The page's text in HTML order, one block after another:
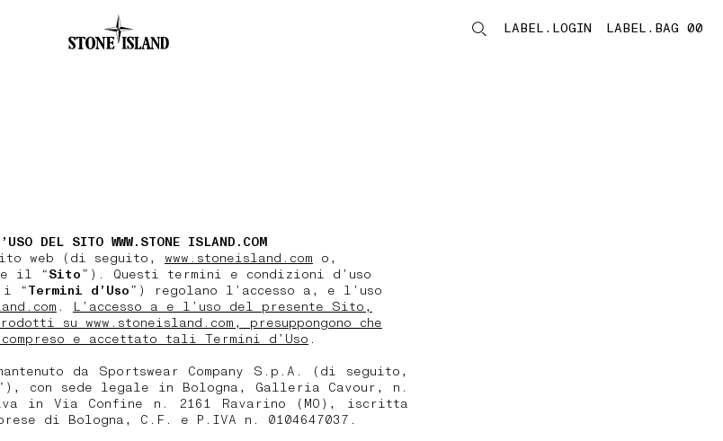
LABEL.LOGIN
LABEL.BAG 00
LABEL.ITEMS
DEL SITO WWW.STONE ISLAND.COM
web (di seguito, www.stoneisland.com o,
il “Sito”). Questi termini e condizioni d’uso
i “Termini d’Uso”) regolano l’accesso a, e l’uso
.
L’accesso a e l’uso del presente Sito,
su www.stoneisland.com, presuppongono che
e accettato tali Termini d’Uso .
da Sportswear Company S.p.A. (di seguito,
con sede legale in Bologna, Galleria Cavour, n.
in Via Confine n. 2161 Ravarino (MO), iscritta
di Bologna, C.F. e P.IVA n. 0104647037.